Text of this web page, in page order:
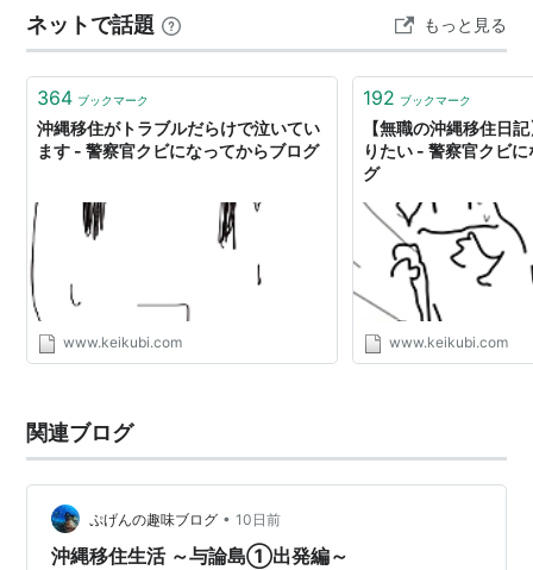
人がまさかの自分の部下になるなど、色々なご縁があっ
てやっと実現した今回の与論の旅でも…
ネットで話題 もっと見る
364 ブックマーク
沖縄移住がトラブルだらけで泣いてい
ます - 警察官クビになってからブログ
www.keikubi.com
192 ブックマーク
【無職の沖縄移住日
りたい - 警察官クビ
グ
www.keikubi.com
関連ブログ
ぷげんの趣味ブログ • 10日前
沖縄移住生活 ～与論島①出発編～